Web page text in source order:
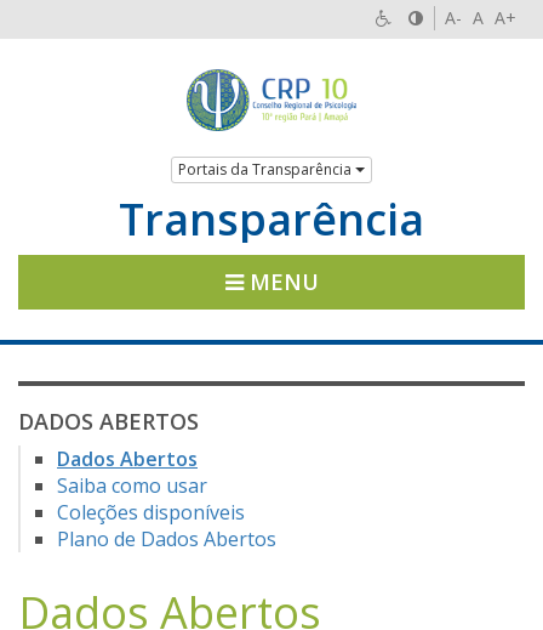
A- A A+
Portais da Transparência
Transparência
MENU
DADOS ABERTOS
Dados Abertos
Saiba como usar
Coleções disponíveis
Plano de Dados Abertos
Dados Abertos